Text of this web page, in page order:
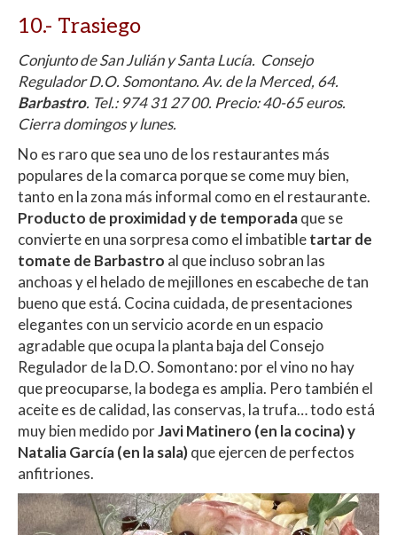
10.- Trasiego
Conjunto de San Julián y Santa Lucía. Consejo
Regulador D.O. Somontano. Av. de la Merced, 64.
Barbastro. Tel.: 974 31 27 00. Precio: 40-65 euros.
Cierra domingos y lunes.
No es raro que sea uno de los restaurantes más
populares de la comarca porque se come muy bien,
tanto en la zona más informal como en el restaurante.
Producto de proximidad y de temporadaque se
convierte en una sorpresa como el imbatibletartar de
tomate de Barbastro al que incluso sobran las
anchoas y el helado de mejillones en escabeche de tan
bueno que está. Cocina cuidada, de presentaciones
elegantes con un servicio acorde en un espacio
agradable que ocupa la planta baja del Consejo
Regulador de la D.O. Somontano: por el vino no hay
que preocuparse, la bodega es amplia. Pero también el
aceite es de calidad, las conservas, la trufa… todo está
muy bien medido porJavi Matinero (en la cocina) y
Natalia García (en la sala)que ejercen de perfectos
anfitriones.